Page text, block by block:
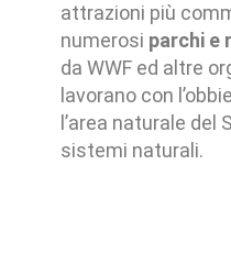
attrazioni più
numerosi parchi e
da WWF ed altre
lavorano con
l’area naturale del
sistemi naturali.